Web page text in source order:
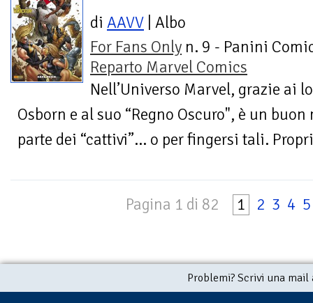
di AAVV | Albo
For Fans Only n. 9 - Panini
Reparto Marvel Comics
Nell’Universo Marvel, grazie ai
Osborn e al suo “Regno Oscuro", è un
parte dei “cattivi”... o per fingersi tali.
Pagina 1 di 82 1 2 3 4 5
Problemi? Scrivi una